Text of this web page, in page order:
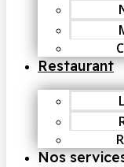
Restaurant
Nos